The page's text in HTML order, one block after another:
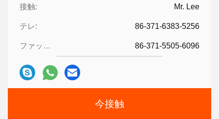
接触: Mr. Lee
テレ: 86-371-6383-5256
ファックス: 86-371-5505-6096
今接触